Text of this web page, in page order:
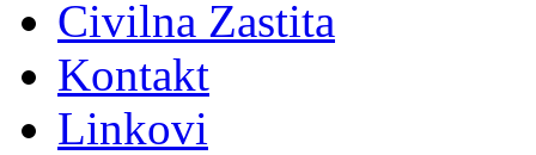
Civilna Zastita
Kontakt
Linkovi